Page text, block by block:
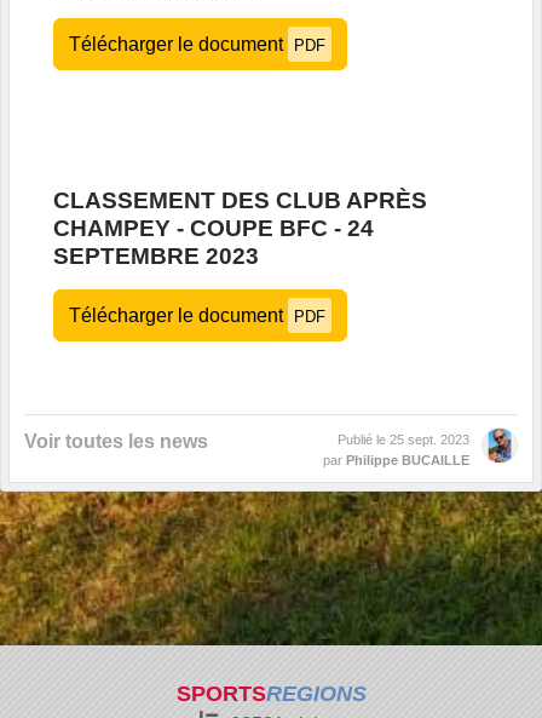
Télécharger le document PDF
CLASSEMENT DES CLUB APRÈS
CHAMPEY - COUPE BFC - 24
SEPTEMBRE 2023
Télécharger le document PDF
Voir toutes les news Publié le 25 sept. 2023
par Philippe BUCAILLE
SPORTSREGIONS